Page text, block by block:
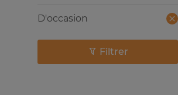
D'occasion
Filtrer